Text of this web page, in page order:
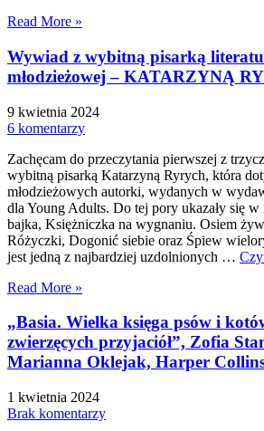
Read More »
Wywiad z wybitną pisarką
młodzieżowej – KATARZYNĄ
9 kwietnia 2024
6 komentarzy
Zachęcam do przeczytania pierwszej z
wybitną pisarką Katarzyną Ryrych, która
młodzieżowych autorki, wydanych w
dla Young Adults. Do tej pory ukazały się w
bajka, Księżniczka na wygnaniu. Osiem
Różyczki, Dogonić siebie oraz Śpiew
jest jedną z najbardziej uzdolnionych …
Read More »
„Basia. Wielka księga psów i
zwierzęcych przyjaciół”, Zofia
Marianna Oklejak, Harper
1 kwietnia 2024
Brak komentarzy